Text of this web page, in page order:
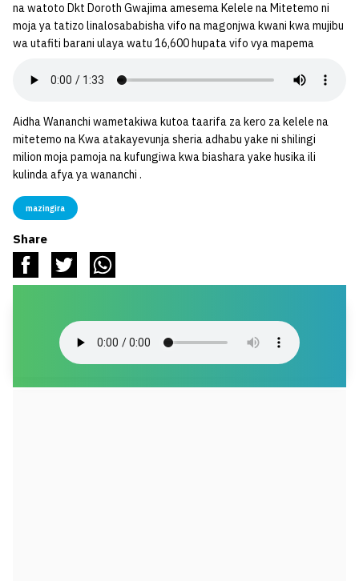
na watoto Dkt Doroth Gwajima amesema Kelele na Mitetemo ni
moja ya tatizo linalosababisha vifo na magonjwa kwani kwa mujibu
wa utafiti barani ulaya watu 16,600 hupata vifo vya mapema
Aidha Wananchi wametakiwa kutoa taarifa za kero za kelele na
mitetemo na Kwa atakayevunja sheria adhabu yake ni shilingi
milion moja pamoja na kufungiwa kwa biashara yake husika ili
kulinda afya ya wananchi .
mazingira
Share